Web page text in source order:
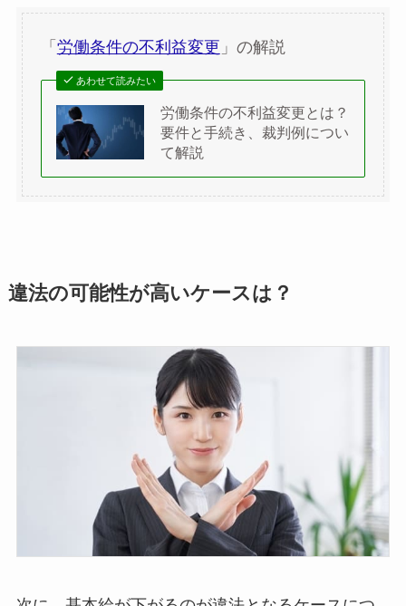
「 労働条件の不利益変更 」の解説
あわせて読みたい
労働条件の不利益変更とは？
要件と手続き、裁判例につい
て解説
違法の可能性が高いケースは？